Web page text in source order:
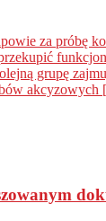
za próbę
grupę